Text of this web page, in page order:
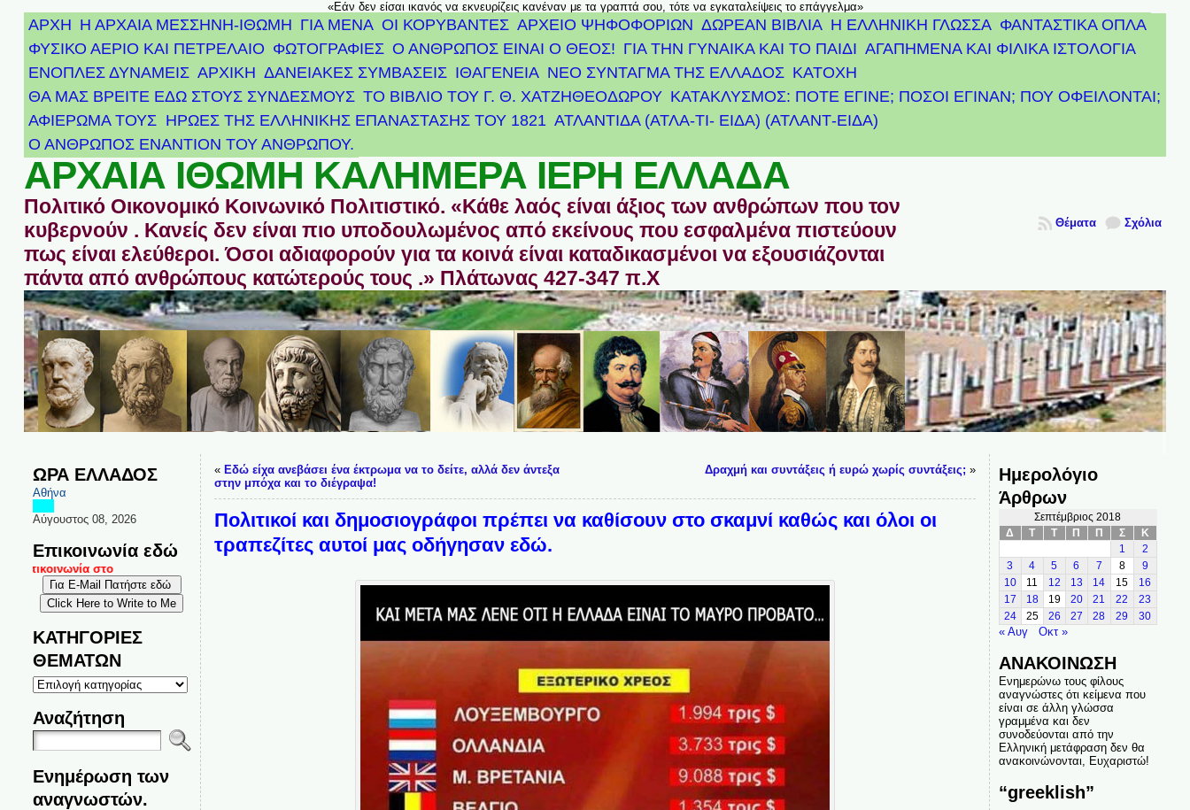
«Εάν δεν είσαι ικανός να εκνευρίζεις κανέναν με τα γραπτά σου, τότε να εγκαταλείψεις το επάγγελμα»
ΑΡΧΗ Η ΑΡΧΑΙΑ ΜΕΣΣΗΝΗ-ΙΘΩΜΗ ΓΙΑ ΜΕΝΑ ΟΙ ΚΟΡΥΒΑΝΤΕΣ ΑΡΧΕΊΟ ΨΗΦΟΦΟΡΙΏΝ ΔΩΡΕΑΝ ΒΙΒΛΙΑ Η ΕΛΛΗΝΙΚΗ ΓΛΩΣΣΑ ΦΑΝΤΑΣΤΙΚΑ ΟΠΛΑ
ΦΥΣΙΚΟ ΑΕΡΙΟ ΚΑΙ ΠΕΤΡΕΛΑΙΟ ΦΩΤΟΓΡΑΦΙΕΣ Ο ΑΝΘΡΩΠΟΣ ΕΙΝΑΙ Ο ΘΕΟΣ! ΓΙΑ ΤΗΝ ΓΥΝΑΙΚΑ ΚΑΙ ΤΟ ΠΑΙΔΙ ΑΓΑΠΗΜΕΝΑ ΚΑΙ ΦΙΛΙΚΑ ΙΣΤΟΛΟΓΙΑ
ΕΝΟΠΛΕΣ ΔΥΝΑΜΕΙΣ ΑΡΧΙΚΉ ΔΑΝΕΙΑΚΕΣ ΣΥΜΒΑΣΕΙΣ ΙΘΑΓΕΝΕΙΑ ΝΕΟ ΣΥΝΤΑΓΜΑ ΤΗΣ ΕΛΛΑΔΟΣ ΚΑΤΟΧΗ
ΘΑ ΜΑΣ ΒΡΕΙΤΕ ΕΔΩ ΣΤΟΥΣ ΣΥΝΔΕΣΜΟΥΣ ΤΟ ΒΙΒΛΙΟ ΤΟΥ Γ. Θ. ΧΑΤΖΗΘΕΟΔΩΡΟΥ ΚΑΤΑΚΛΥΣΜΟΣ: ΠΟΤΕ ΕΓΙΝΕ; ΠΟΣΟΙ ΕΓΙΝΑΝ; ΠΟΥ ΟΦΕΙΛΟΝΤΑΙ;
ΑΦΙΈΡΩΜΑ ΤΟΥΣ ΉΡΩΕΣ ΤΗΣ ΕΛΛΗΝΙΚΉΣ ΕΠΑΝΆΣΤΑΣΗΣ ΤΟΥ 1821 ΑΤΛΑΝΤΊΔΑ (ΑΤΛΑ-ΤΙ- ΕΙΔΑ) (ΑΤΛΑΝΤ-ΕΙΔΑ)
Ο ΑΝΘΡΩΠΟΣ ΕΝΑΝΤΙΟΝ ΤΟΥ ΑΝΘΡΩΠΟΥ.
ΑΡΧΑΙΑ ΙΘΩΜΗ ΚΑΛΗΜΕΡΑ ΙΕΡΗ ΕΛΛΑΔΑ
Πολιτικό Οικονομικό Κοινωνικό Πολιτιστικό. «Κάθε λαός είναι άξιος των ανθρώπων που τον
κυβερνούν . Κανείς δεν είναι πιο υποδουλωμένος από εκείνους που εσφαλμένα πιστεύουν
πως είναι ελεύθεροι. Όσοι αδιαφορούν για τα κοινά είναι καταδικασμένοι να εξουσιάζονται
πάντα από ανθρώπους κατώτερούς τους .» Πλάτωνας 427-347 π.Χ
Σχόλια
Θέματα
ΩΡΑ ΕΛΛΑΔΟΣ
Αθήνα
Αύγουστος 08, 2026
Επικοινωνία εδώ
στο
ΚΑΤΗΓΟΡΙΕΣ
ΘΕΜΑΤΩΝ
ΚΑΤΗΓΟΡΙΕΣ
ΘΕΜΑΤΩΝ
Αναζήτηση
Ενημέρωση των
αναγνωστών.
« Εδώ είχα ανεβάσει ένα έκτρωμα να το δείτε, αλλά δεν άντεξα
στην μπόχα και το διέγραψα!
Δραχμή και συντάξεις ή ευρώ χωρίς συντάξεις; »
Πολιτικοί και δημοσιογράφοι πρέπει να καθίσουν στο σκαμνί καθώς και όλοι οι
τραπεζίτες αυτοί μας οδήγησαν εδώ.
Ημερολόγιο
Άρθρων
Σεπτέμβριος 2018
Δ
Τ Τ Π Π Σ
Κ
1
2
3
4 5 6 7 8
9
10
11 12 13 14 15
16
17
18 19 20 21 22
23
24
25 26 27 28 29 30
« Αυγ Οκτ »
ΑΝΑΚΟΙΝΩΣΗ
Ενημερώνω τους φίλους
αναγνώστες ότι κείμενα που
είναι σε άλλη γλώσσα
γραμμένα και δεν
συνοδεύονται από την
Ελληνική μετάφραση δεν θα
ανακοινώνονται, Ευχαριστώ!
“greeklish”